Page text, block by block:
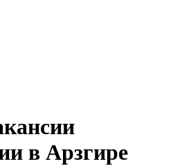
в Арзгире